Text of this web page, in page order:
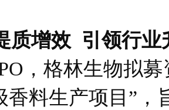
增效 引领行业
格林生物拟募
香料生产项目”